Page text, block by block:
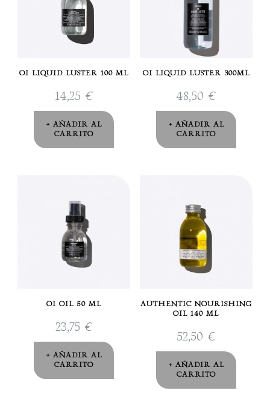
OI LIQUID LUSTER 100 ML
14,25 €
AÑADIR AL
CARRITO
OI LIQUID LUSTER 300ML
48,50 €
AÑADIR AL
CARRITO
OI OIL 50 ML
23,75 €
AÑADIR AL
CARRITO
AUTHENTIC NOURISHING
OIL 140 ML
52,50 €
AÑADIR AL
CARRITO